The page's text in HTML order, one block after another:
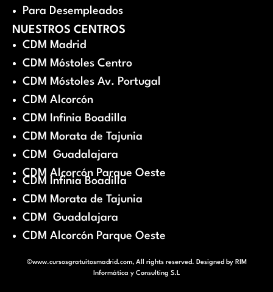
Para Desempleados
NUESTROS CENTROS
CDM Madrid
CDM Móstoles Centro
CDM Móstoles Av. Portugal
CDM Alcorcón
CDM Infinia Boadilla
CDM Morata de Tajunia
CDM Guadalajara
CDM Alcorcón Parque Oeste
CDM Infinia Boadilla
CDM Morata de Tajunia
CDM Guadalajara
CDM Alcorcón Parque Oeste
©www.cursosgratuitosmadrid.com, All rights reserved. Designed by RIM
Informática y Consulting S.L